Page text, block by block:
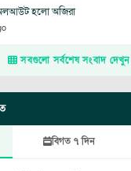
হলো অজিরা
সবগুলো সর্বশেষ সংবাদ দেখুন
বিগত ৭ দিন